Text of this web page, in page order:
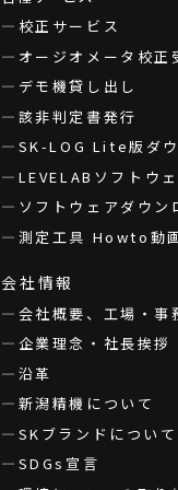
校正サービス
オージオメータ校正
デモ機貸し出し
該非判定書発行
SK-LOG Lite版ダ
LEVELABソフトウ
ソフトウェアダウン
測定工具 Howto動
会社情報
会社概要、工場・事
企業理念・社長挨拶
沿革
新潟精機について
SKブランドについて
SDGs宣言